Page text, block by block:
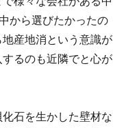
から選びたかったの
産地消という意識が
るのも近隣でと心が
石を生かした壁材な